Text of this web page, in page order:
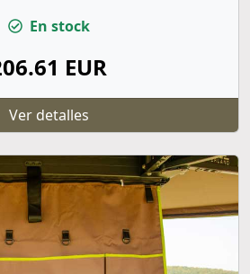
En stock
EUR
Ver detalles